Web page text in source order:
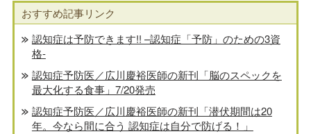
おすすめ記事リンク
認知症は予防できます!! –認知症「予防」のための3資
格-
認知症予防医／広川慶裕医師の新刊「脳のスペックを
最大化する食事」7/20発売
認知症予防医／広川慶裕医師の新刊「潜伏期間は20
年。今なら間に合う 認知症は自分で防げる！」